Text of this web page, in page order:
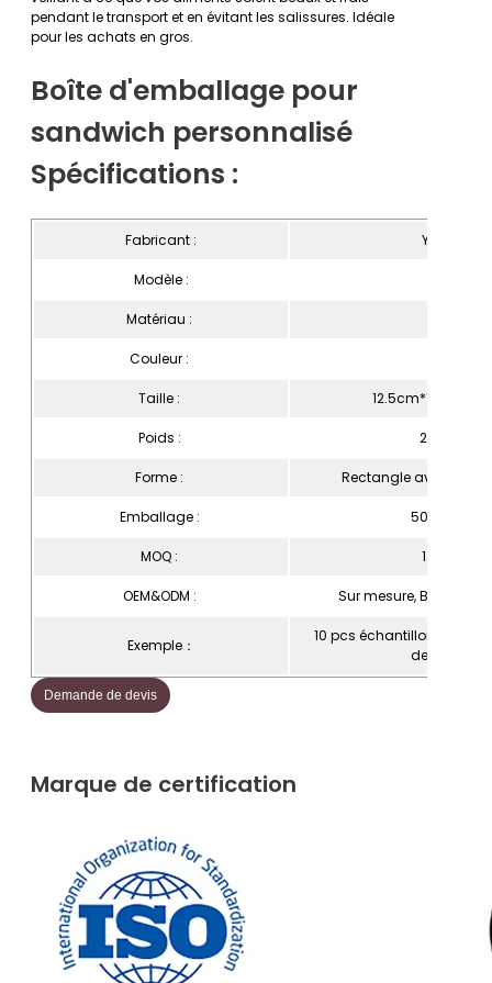
pendant le transport et en évitant les salissures. Idéale
pour les achats en gros.
Boîte d'emballage pour
sandwich personnalisé
Spécifications :
Fabricant : Yisheng
Modèle :
Matériau :
Couleur :
Taille :
Poids : 22,3g/pc
Forme : Rectangle avec
Emballage : 50pcs/sac
MOQ : 1200pcs
OEM&ODM : Sur mesure, Bienvenue
Exemple：
10 pcs échantillons
demandés
Demande de devis
Marque de certification